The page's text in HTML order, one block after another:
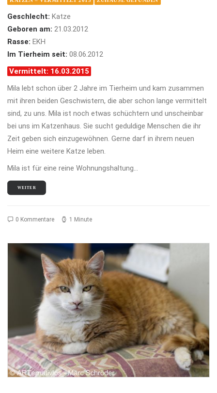
Geschlecht: Katze
Geboren am: 21.03.2012
Rasse: EKH
Im Tierheim seit: 08.06.2012
Vermittelt: 16.03.2015
Mila lebt schon über 2 Jahre im Tierheim und kam zusammen
mit ihren beiden Geschwistern, die aber schon lange vermittelt
sind, zu uns. Mila ist noch etwas schüchtern und unscheinbar
bei uns im Katzenhaus. Sie sucht geduldige Menschen die ihr
Zeit geben sich einzugewöhnen. Gerne darf in ihrem neuen
Heim eine weitere Katze leben.
Mila ist für eine reine Wohnungshaltung…
WEITER
0 Kommentare 1 Minute